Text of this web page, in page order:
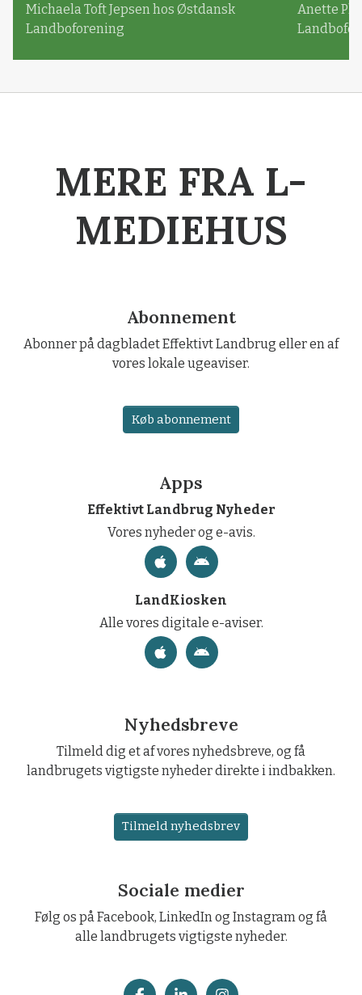
Michaela Toft Jepsen hos Østdansk
Landboforening
Anette
MERE FRA L-
MEDIEHUS
Abonnement
Abonner på dagbladet Effektivt Landbrug eller en af
vores lokale ugeaviser.
Køb abonnement
Apps
Effektivt Landbrug Nyheder
Vores nyheder og e-avis.
LandKiosken
Alle vores digitale e-aviser.
Nyhedsbreve
Tilmeld dig et af vores nyhedsbreve, og få
landbrugets vigtigste nyheder direkte i indbakken.
Tilmeld nyhedsbrev
Sociale medier
Følg os på Facebook, LinkedIn og Instagram og få
alle landbrugets vigtigste nyheder.